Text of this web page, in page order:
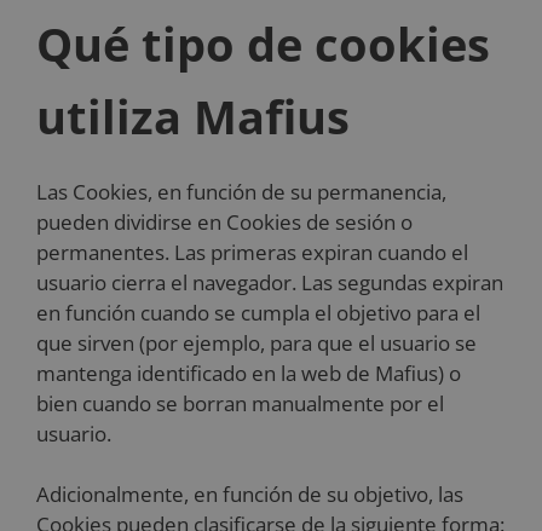
Qué tipo de cookies
utiliza Mafius
Las Cookies, en función de su permanencia,
pueden dividirse en Cookies de sesión o
permanentes. Las primeras expiran cuando el
usuario cierra el navegador. Las segundas expiran
en función cuando se cumpla el objetivo para el
que sirven (por ejemplo, para que el usuario se
mantenga identificado en la web de Mafius) o
bien cuando se borran manualmente por el
usuario.
Adicionalmente, en función de su objetivo, las
Cookies pueden clasificarse de la siguiente forma: